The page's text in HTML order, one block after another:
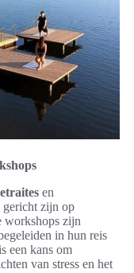
en
gericht zijn op
workshops zijn
in hun reis
een kans om
van stress en het